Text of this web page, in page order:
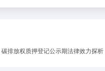
碳排放权质押登记公示期法律效力探